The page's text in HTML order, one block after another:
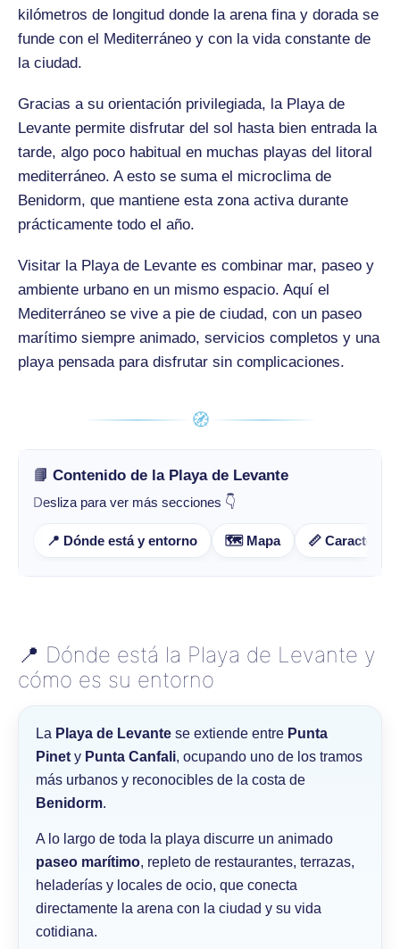
kilómetros de longitud donde la arena fina y dorada se
funde con el Mediterráneo y con la vida constante de
la ciudad.
Gracias a su orientación privilegiada, la Playa de
Levante permite disfrutar del sol hasta bien entrada la
tarde, algo poco habitual en muchas playas del litoral
mediterráneo. A esto se suma el microclima de
Benidorm, que mantiene esta zona activa durante
prácticamente todo el año.
Visitar la Playa de Levante es combinar mar, paseo y
ambiente urbano en un mismo espacio. Aquí el
Mediterráneo se vive a pie de ciudad, con un paseo
marítimo siempre animado, servicios completos y una
playa pensada para disfrutar sin complicaciones.
🧭
📘 Contenido de la Playa de Levante
Desliza para ver más secciones 👇
📍 Dónde está y entorno 🗺️ Mapa 📏
📍 Dónde está la Playa de Levante y
cómo es su entorno
La Playa de Levante se extiende entre Punta
Pinet y Punta Canfali, ocupando uno de los tramos
más urbanos y reconocibles de la costa de
Benidorm.
A lo largo de toda la playa discurre un animado
paseo marítimo, repleto de restaurantes, terrazas,
heladerías y locales de ocio, que conecta
directamente la arena con la ciudad y su vida
cotidiana.